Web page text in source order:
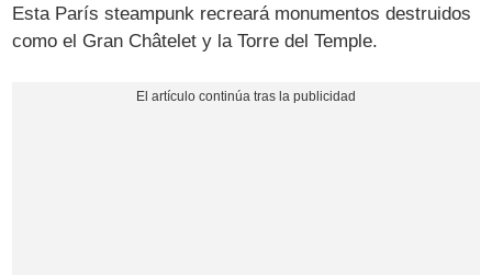
Esta París steampunk recreará monumentos destruidos
como el Gran Châtelet y la Torre del Temple.